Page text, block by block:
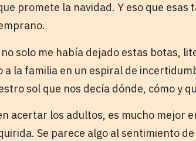
promete la navidad. Y eso que esas
solo me había dejado estas botas,
la familia en un espiral de
sol que nos decía dónde, cómo y
acertar los adultos, es mucho mejor
Se parece algo al sentimiento